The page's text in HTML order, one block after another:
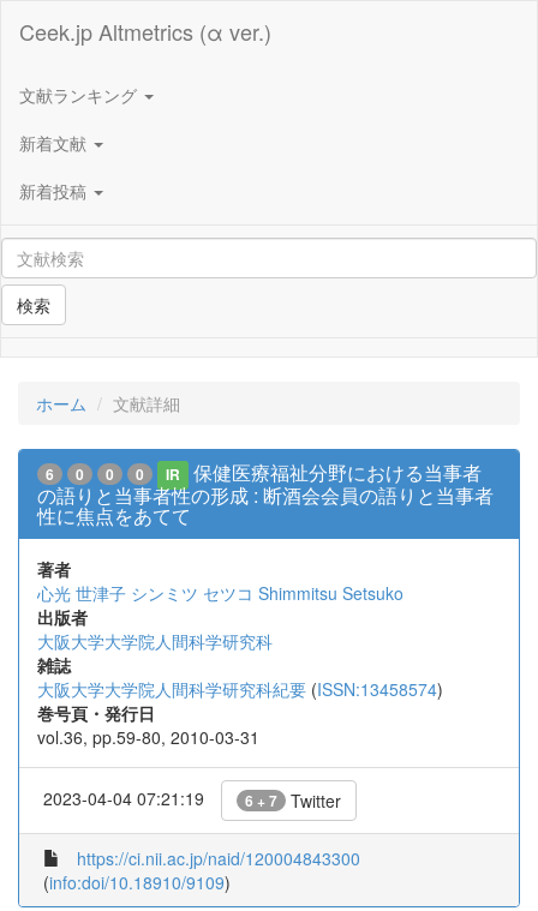
Ceek.jp Altmetrics (α ver.)
文献ランキング
新着文献
新着投稿
検索
ホーム 文献詳細
6 0 0 0 IR
保健医療福祉分野における当事者
の語りと当事者性の形成 : 断酒会会員の語りと当事者
性に焦点をあてて
著者
心光 世津子 シンミツ セツコ Shimmitsu Setsuko
出版者
大阪大学大学院人間科学研究科
雑誌
大阪大学大学院人間科学研究科紀要 (ISSN:13458574)
巻号頁・発行日
vol.36, pp.59-80, 2010-03-31
2023-04-04 07:21:19 6 + 7 Twitter
https://ci.nii.ac.jp/naid/120004843300
(info:doi/10.18910/9109)